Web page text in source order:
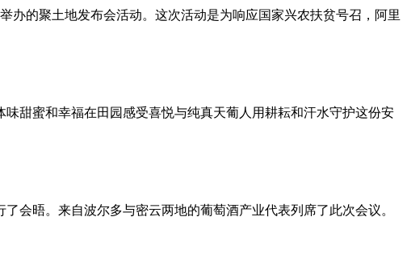
的聚土地发布会活动。这次活动是为响应国家兴农扶贫号召，阿里
甜蜜和幸福在田园感受喜悦与纯真天葡人用耕耘和汗水守护这份安
会晤。来自波尔多与密云两地的葡萄酒产业代表列席了此次会议。